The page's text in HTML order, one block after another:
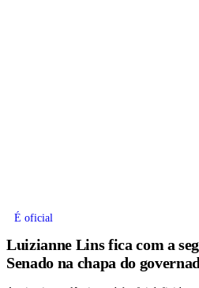
É oficial
Luizianne Lins fica com a
Senado na chapa do